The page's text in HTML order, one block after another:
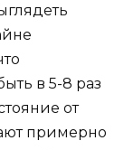
в 5-8 раз
от
примерно